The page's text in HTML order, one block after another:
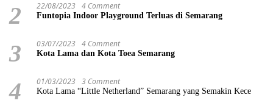
2 22/08/2023 4 Comment
Funtopia Indoor Playground Terluas di Semarang
3 03/07/2023 4 Comment
Kota Lama dan Kota Toea Semarang
4 01/03/2023 3 Comment
Kota Lama “Little Netherland” Semarang yang Semakin Kece